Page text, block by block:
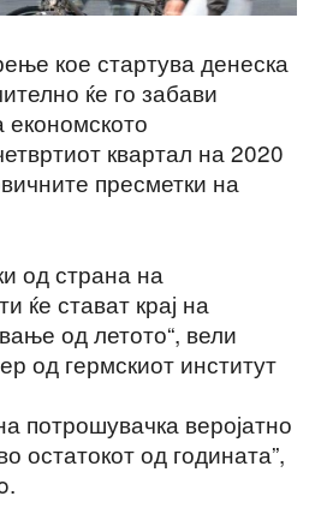
кое стартува денеска
ќе го забави
квартал на 2020
пресметки на
од страна на
ќе стават крај на
од летото“, вели
од гермскиот институт
потрошувачка веројатно
остатокот од годината”,